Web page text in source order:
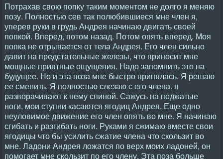
Потрахав свою попку таким моментом не долго я меняю
позу. Полностью сев так полюбившиеся мне член я,
уперев руки в грудь Андрея начинаю двигать своей
попкой. Вперед, потом назад. Потом опять вперед. Моя
попка не отрывается от тела Андрея. Его член сильно
давит на предстательные железы, что приносит мне
мощные приятные ощущения. Надо запомнить это на
будущее. Но и эта поза мне быстро принялась. Я решаю
ее сменить. Я полностью слезаю с его члена. я
разворачивают к нему спиной. Сажусь на поджатые
ноги, мои ступни касаются ягодиц Андрея. Еще одно
неуловимое движение его член опять во мне. Я начинаю
сгибать и разгибать ноги. Руками я сжимаю вместе свои
ягодицы что бы усилить сжатие члена что скользит во
мне. Ладони Андрея ложатся по верх моих ладоней, он
помогает мне скользит по его члену. Эта поза больше